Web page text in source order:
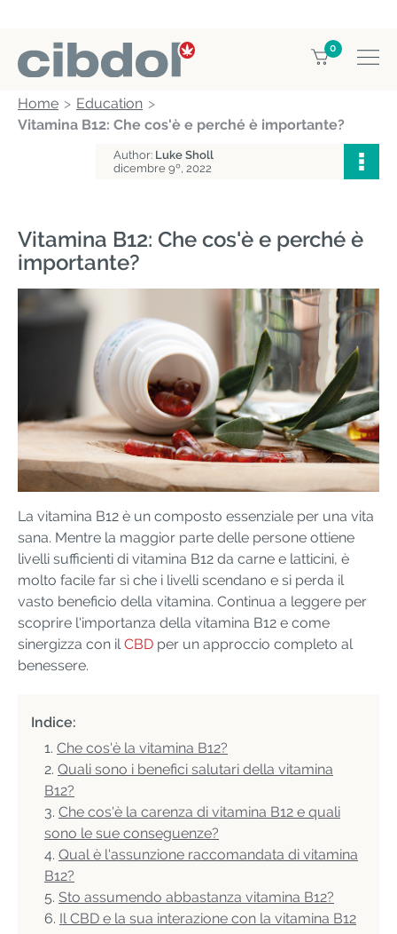
0
Home
Education
Vitamina B12: Che cos'è e perché è importante?
Author: Luke Sholl
dicembre 9º, 2022
Vitamina B12: Che cos'è e perché è
importante?
La vitamina B12 è un composto essenziale per una vita
sana. Mentre la maggior parte delle persone ottiene
livelli sufficienti di vitamina B12 da carne e latticini, è
molto facile far sì che i livelli scendano e si perda il
vasto beneficio della vitamina. Continua a leggere per
scoprire l'importanza della vitamina B12 e come
sinergizza con ilCBD per un approccio completo al
benessere.
Indice:
Che cos'è la vitamina B12?
Quali sono i benefici salutari della vitamina
B12?
Che cos'è la carenza di vitamina B12 e quali
sono le sue conseguenze?
Qual è l'assunzione raccomandata di vitamina
B12?
Sto assumendo abbastanza vitamina B12?
Il CBD e la sua interazione con la vitamina B12